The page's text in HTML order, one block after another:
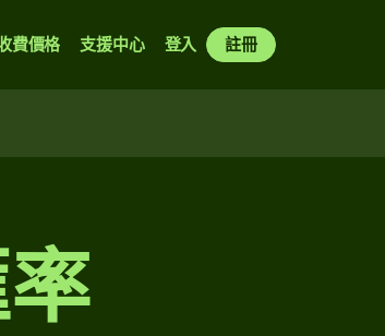
費價格 支援中心 登入 註冊